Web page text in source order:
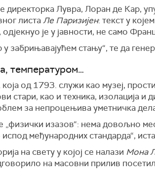
директорка Лувра, Лоран де Кар,
листаЛе Паризијен: текст у
је у јавности, не само
забрињавајућем стању“, те да
температуром…
од 1793. служи као музеј,
стари, као и техника, изолација
за непроцењива уметничка
„физички изазов“: нема довољно
међународних стандарда“,
на свету у којој се налази Мона
на масовни прилив